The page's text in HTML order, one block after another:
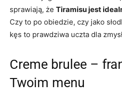
sprawiają, że Tiramisu jest
Czy to po obiedzie, czy jako
kęs to prawdziwa uczta dla
Creme brulee –
Twoim menu